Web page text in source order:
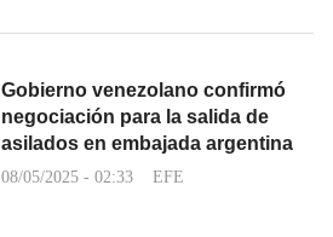
Gobierno venezolano confirmó
negociación para la salida de
asilados en embajada argentina
08/05/2025 - 02:33 EFE